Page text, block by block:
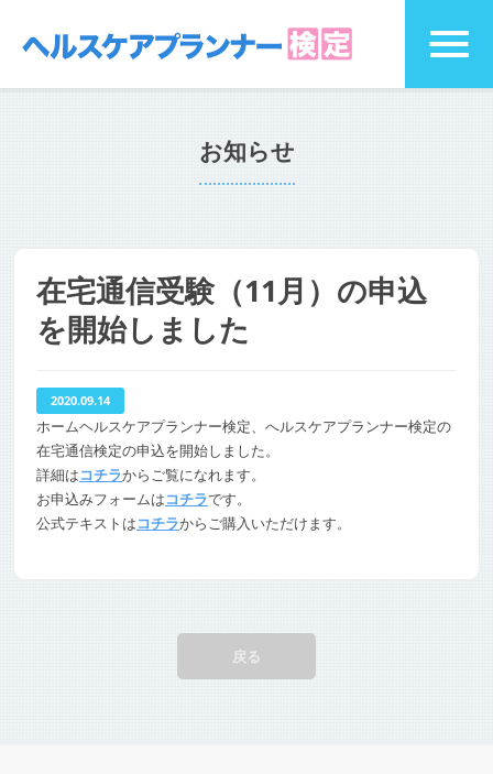
お知らせ
在宅通信受験（11月）の申込
を開始しました
2020.09.14
ホームヘルスケアプランナー検定、へルスケアプランナー検定の
在宅通信検定の申込を開始しました。
詳細はコチラからご覧になれます。
お申込みフォームはコチラです。
公式テキストはコチラからご購入いただけます。
戻る